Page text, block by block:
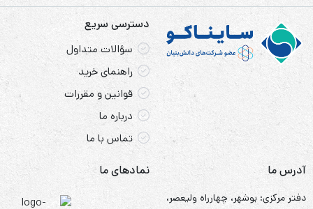
دسترسی سریع
سؤالات متداول
راهنمای خرید
قوانین و مقررات
درباره ما
تماس با ما
آدرس ما
دفتر مرکزی: بوشهر، چهارراه ولیعصر،
نمادهای ما